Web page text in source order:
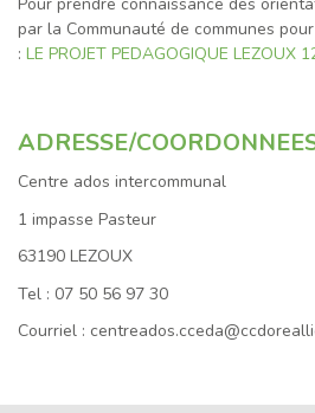
Pour prendre connaissance des
par la Communauté de communes
: LE PROJET PEDAGOGIQUE LEZOUX
ADRESSE/
Centre ados intercommunal
1 impasse Pasteur
63190 LEZOUX
Tel : 07 50 56 97 30
Courriel :